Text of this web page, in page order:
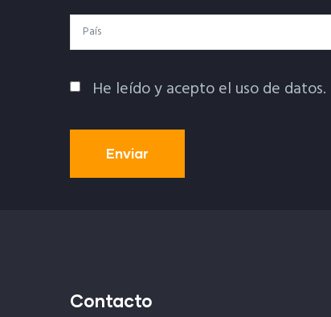
País
Política De Privacidad
He leído y acepto el uso de datos.
Contacto